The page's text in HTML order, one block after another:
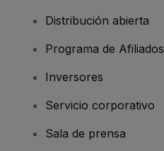
Distribución abierta
Programa de Afiliados
Inversores
Servicio corporativo
Sala de prensa